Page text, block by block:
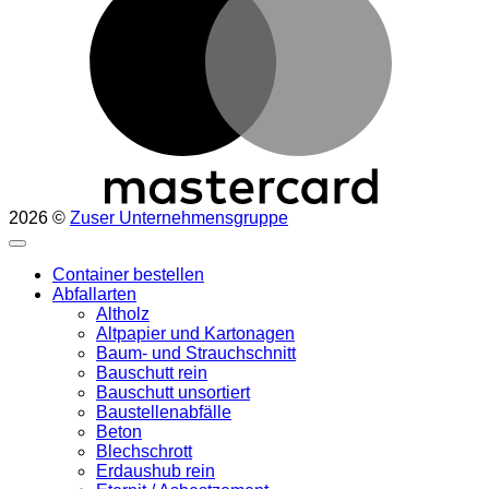
2026 © Zuser Unternehmensgruppe
Container bestellen
Abfallarten
Altholz
Altpapier und Kartonagen
Baum- und Strauchschnitt
Bauschutt rein
Bauschutt unsortiert
Baustellenabfälle
Beton
Blechschrott
Erdaushub rein